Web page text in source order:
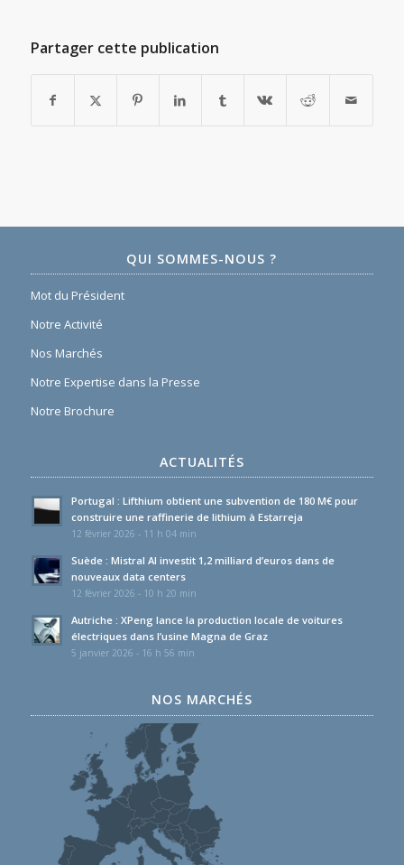
Partager cette publication
QUI SOMMES-NOUS ?
Mot du Président
Notre Activité
Nos Marchés
Notre Expertise dans la Presse
Notre Brochure
ACTUALITÉS
Portugal : Lifthium obtient une subvention de 180 M€ pour
construire une raffinerie de lithium à Estarreja
12 février 2026 - 11 h 04 min
Suède : Mistral AI investit 1,2 milliard d’euros dans de
nouveaux data centers
12 février 2026 - 10 h 20 min
Autriche : XPeng lance la production locale de voitures
électriques dans l’usine Magna de Graz
5 janvier 2026 - 16 h 56 min
NOS MARCHÉS